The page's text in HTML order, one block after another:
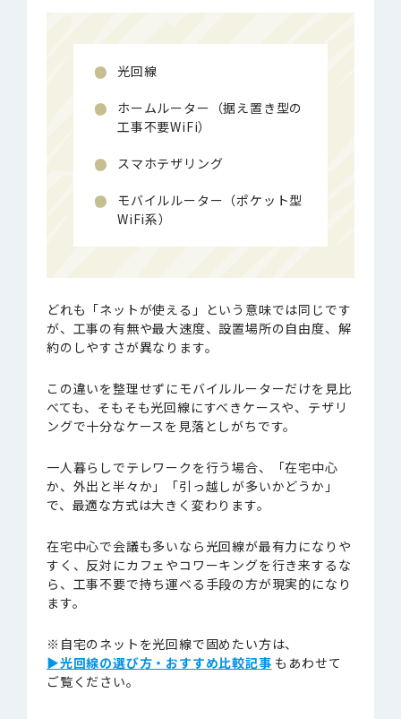
光回線
ホームルーター（据え置き型の
工事不要WiFi）
スマホテザリング
モバイルルーター（ポケット型
WiFi系）
どれも「ネットが使える」という意味では同じです
が、工事の有無や最大速度、設置場所の自由度、解
約のしやすさが異なります。
この違いを整理せずにモバイルルーターだけを見比
べても、そもそも光回線にすべきケースや、テザリ
ングで十分なケースを見落としがちです。
一人暮らしでテレワークを行う場合、「在宅中心
か、外出と半々か」「引っ越しが多いかどうか」
で、最適な方式は大きく変わります。
在宅中心で会議も多いなら光回線が最有力になりや
すく、反対にカフェやコワーキングを行き来するな
ら、工事不要で持ち運べる手段の方が現実的になり
ます。
※自宅のネットを光回線で固めたい方は、
▶︎光回線の選び方・おすすめ比較記事 もあわせて
ご覧ください。